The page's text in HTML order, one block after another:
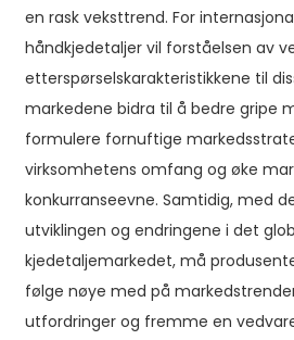
en rask veksttrend. For
håndkjedetaljer vil forståelsen av
etterspørselskarakteristikkene til
markedene bidra til å bedre gripe
formulere fornuftige
virksomhetens omfang og øke
konkurranseevne. Samtidig, med
utviklingen og endringene i det
kjedetaljemarkedet, må
følge nøye med på
utfordringer og fremme en